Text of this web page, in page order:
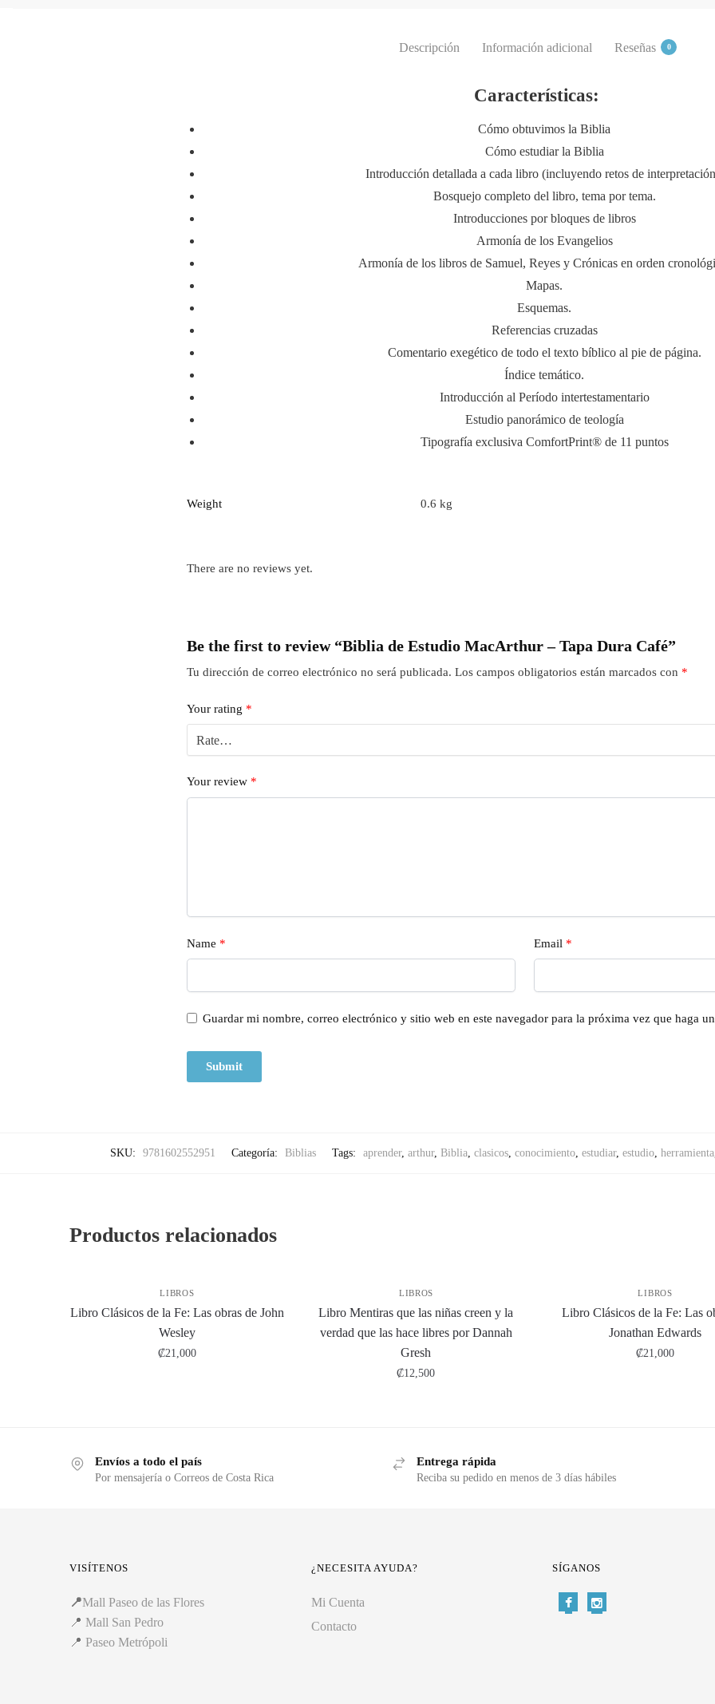
Descripción Información adicional Reseñas 0
Características:
Cómo obtuvimos la Biblia
Cómo estudiar la Biblia
Introducción detallada a cada libro (incluyendo retos de
Bosquejo completo del libro, tema por tema.
Introducciones por bloques de libros
Armonía de los Evangelios
Armonía de los libros de Samuel, Reyes y Crónicas en orden
Mapas.
Esquemas.
Referencias cruzadas
Comentario exegético de todo el texto bíblico al pie de página.
Índice temático.
Introducción al Período intertestamentario
Estudio panorámico de teología
Tipografía exclusiva ComfortPrint® de 11 puntos
Weight 0.6 kg
There are no reviews yet.
Be the first to review “Biblia de Estudio MacArthur – Tapa Dura Café”
Tu dirección de correo electrónico no será publicada. Los campos obligatorios están marcados con *
Your rating *
Your review *
Name * Email *
Guardar mi nombre, correo electrónico y sitio web en este navegador para la próxima vez que haga
SKU: 9781602552951 Categoría: Biblias Tags: aprender, arthur, Biblia clasicos, conocimiento, estudiar, estudio, herramienta
Productos relacionados
LIBROS
Libro Clásicos de la Fe: Las obras de John
Wesley
₡21,000
LIBROS
Libro Mentiras que las niñas creen y la
verdad que las hace libres por Dannah
Gresh
₡12,500
LIBROS
Libro Clásicos de la Fe: Las
Jonathan Edwards
₡21,000
Envíos a todo el país
Por mensajería o Correos de Costa Rica
Entrega rápida
Reciba su pedido en menos de 3 días hábiles
VISÍTENOS
📍Mall Paseo de las Flores
📍 Mall San Pedro
📍 Paseo Metrópoli
¿NECESITA AYUDA?
Mi Cuenta
Contacto
SÍGANOS